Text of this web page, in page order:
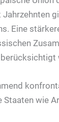
Eine
Staaten wie